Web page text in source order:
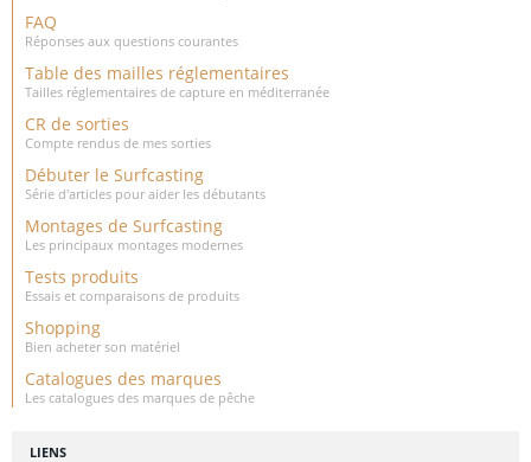
FAQ
Réponses aux questions courantes
Table des mailles réglementaires
Tailles réglementaires de capture en méditerranée
CR de sorties
Compte rendus de mes sorties
Débuter le Surfcasting
Série d'articles pour aider les débutants
Montages de Surfcasting
Les principaux montages modernes
Tests produits
Essais et comparaisons de produits
Shopping
Bien acheter son matériel
Catalogues des marques
Les catalogues des marques de pêche
LIENS